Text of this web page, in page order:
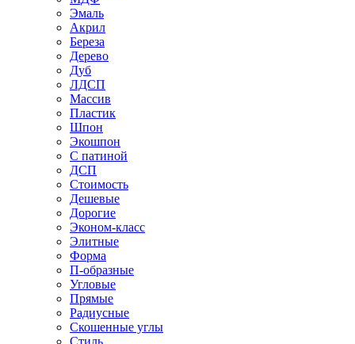
Эмаль
Акрил
Береза
Дерево
Дуб
ЛДСП
Массив
Пластик
Шпон
Экошпон
С патиной
ДСП
Стоимость
Дешевые
Дорогие
Эконом-класс
Элитные
Форма
П-образные
Угловые
Прямые
Радиусные
Скошенные углы
Стиль